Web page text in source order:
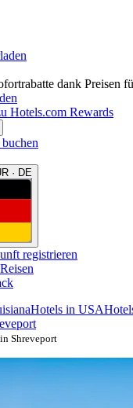
dank Preisen
Hotels.com Rewards
· DE
registrieren
Hotels in USA
Shreveport